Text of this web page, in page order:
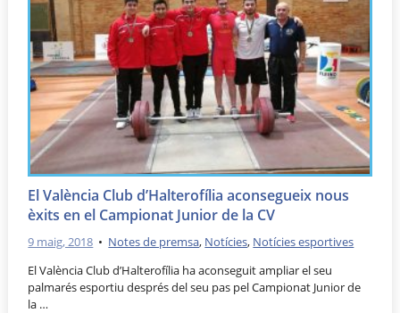
El València Club d’Halterofília aconsegueix nous
èxits en el Campionat Junior de la CV
9 maig, 2018 • Notes de premsa, Notícies, Notícies esportives
El València Club d’Halterofília ha aconseguit ampliar el seu
palmarés esportiu després del seu pas pel Campionat Junior de
la …